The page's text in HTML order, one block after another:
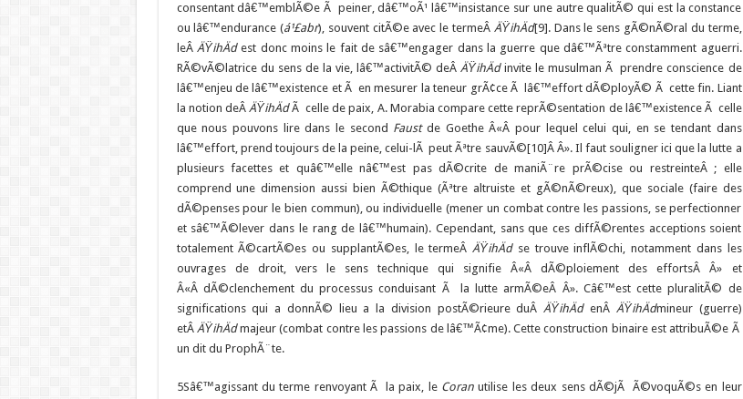
consentant dâ€™emblÃ©e Ã peiner, dâ€™oÃ¹ lâ€™insistance sur une autre qualitÃ© qui est la constance
ou lâ€™endurance (á¹£abr), souvent citÃ©e avec le termeÂ ÄŸihÄd[9]. Dans le sens gÃ©nÃ©ral du terme,
leÂ ÄŸihÄdest donc moins le fait de sâ€™engager dans la guerre que dâ€™Ãªtre constamment aguerri.
RÃ©vÃ©latrice du sens de la vie, lâ€™activitÃ© deÂ ÄŸihÄdinvite le musulman Ã prendre conscience de
lâ€™enjeu de lâ€™existence et Ã en mesurer la teneur grÃ¢ce Ã lâ€™effort dÃ©ployÃ© Ã cette fin. Liant
la notion deÂÄŸihÄdÃ celle de paix, A. Morabia compare cette reprÃ©sentation de lâ€™existence Ã celle
que nous pouvons lire dans le second Faustde Goethe Â«Â pour lequel celui qui, en se tendant dans
lâ€™effort, prend toujours de la peine, celui-lÃ peut Ãªtre sauvÃ©[10]Â Â». Il faut souligner ici que la lutte a
plusieurs facettes et quâ€™elle nâ€™est pas dÃ©crite de maniÃ¨re prÃ©cise ou restreinteÂ ; elle
comprend une dimension aussi bien Ã©thique (Ãªtre altruiste et gÃ©nÃ©reux), que sociale (faire des
dÃ©penses pour le bien commun), ou individuelle (mener un combat contre les passions, se perfectionner
et sâ€™Ã©lever dans le rang de lâ€™humain). Cependant, sans que ces diffÃ©rentes acceptions soient
totalement Ã©cartÃ©es ou supplantÃ©es, le termeÂ ÄŸihÄdse trouve inflÃ©chi, notamment dans les
ouvrages de droit, vers le sens technique qui signifie Â«Â dÃ©ploiement des effortsÂ Â» et
Â«Â dÃ©clenchement du processus conduisant Ã la lutte armÃ©eÂ Â». Câ€™est cette pluralitÃ© de
significations qui a donnÃ© lieu a la division postÃ©rieure duÂÄŸihÄdenÂ ÄŸihÄdmineur (guerre)
etÂ ÄŸihÄdmajeur (combat contre les passions de lâ€™Ã¢me). Cette construction binaire est attribuÃ©e Ã
un dit du ProphÃ¨te.
5Sâ€™agissant du terme renvoyant Ã la paix, leCoran utilise les deux sens dÃ©jÃ Ã©voquÃ©s en leur